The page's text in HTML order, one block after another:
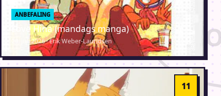
ANBEFALING
Love Hina (mandags manga)
20. juli 2026 · Erik Weber-Lauridsen